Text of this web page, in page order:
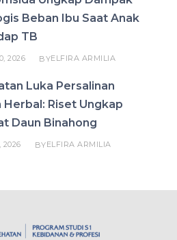
Beban Ibu Saat Anak
TB
2026 BYELFIRA ARMILIA
Luka Persalinan
Herbal: Riset Ungkap
Daun Binahong
2026 BYELFIRA ARMILIA